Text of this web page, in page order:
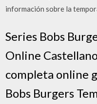
información sobre la
Series Bobs
Online
completa online
Bobs Burgers